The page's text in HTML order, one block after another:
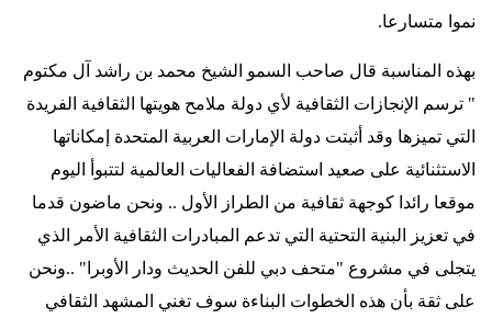
نموا متسارعا.
بهذه المناسبة قال صاحب السمو الشيخ محمد بن راشد آل مكتوم
" ترسم الإنجازات الثقافية لأي دولة ملامح هويتها الثقافية الفريدة
التي تميزها وقد أثبتت دولة الإمارات العربية المتحدة إمكاناتها
الاستثنائية على صعيد استضافة الفعاليات العالمية لتتبوأ اليوم
موقعا رائدا كوجهة ثقافية من الطراز الأول .. ونحن ماضون قدما
في تعزيز البنية التحتية التي تدعم المبادرات الثقافية الأمر الذي
يتجلى في مشروع "متحف دبي للفن الحديث ودار الأوبرا" ..ونحن
على ثقة بأن هذه الخطوات البناءة سوف تغني المشهد الثقافي